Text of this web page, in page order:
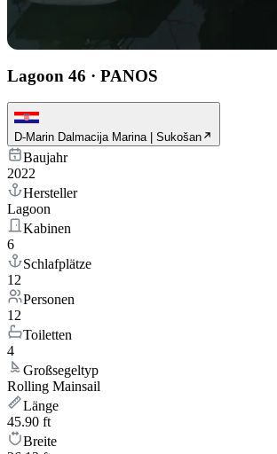
Lagoon 46 · PANOS
D-Marin Dalmacija Marina | Sukošan
Baujahr
2022
Hersteller
Lagoon
Kabinen
6
Schlafplätze
12
Personen
12
Toiletten
4
Großsegeltyp
Rolling Mainsail
Länge
45.90 ft
Breite